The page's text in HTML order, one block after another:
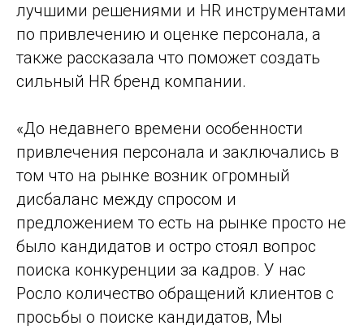
лучшими решениями и HR инструментами
по привлечению и оценке персонала, а
также рассказала что поможет создать
сильный HR бренд компании.
«До недавнего времени особенности
привлечения персонала и заключались в
том что на рынке возник огромный
дисбаланс между спросом и
предложением то есть на рынке просто не
было кандидатов и остро стоял вопрос
поиска конкуренции за кадров. У нас
Росло количество обращений клиентов с
просьбы о поиске кандидатов, Мы